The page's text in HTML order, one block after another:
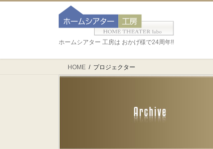
ホームシアター 工房は おかげ様で24周年!!
HOME プロジェクター